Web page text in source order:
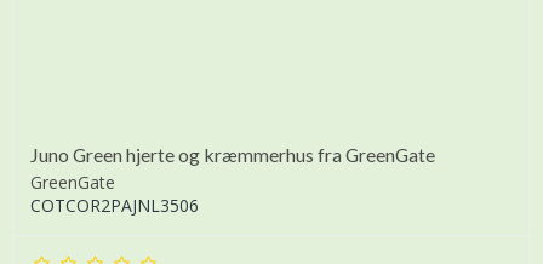
Juno Green hjerte og kræmmerhus fra GreenGate
GreenGate
COTCOR2PAJNL3506